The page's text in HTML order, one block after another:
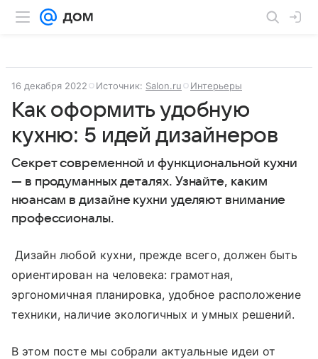
16 декабря 2022 Источник: Salon.ru Интерьеры
Как оформить удобную
кухню: 5 идей дизайнеров
Секрет современной и функциональной кухни
— в продуманных деталях. Узнайте, каким
нюансам в дизайне кухни уделяют внимание
профессионалы.
Дизайн любой кухни, прежде всего, должен быть
ориентирован на человека: грамотная,
эргономичная планировка, удобное расположение
техники, наличие экологичных и умных решений.
В этом посте мы собрали актуальные идеи от